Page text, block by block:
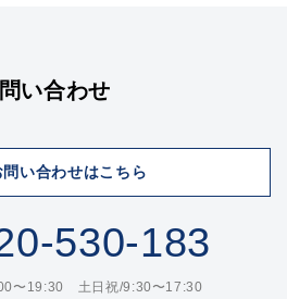
い合わせ
問い合わせはこちら
530-183
〜19:30 土日祝/9:30〜17:30